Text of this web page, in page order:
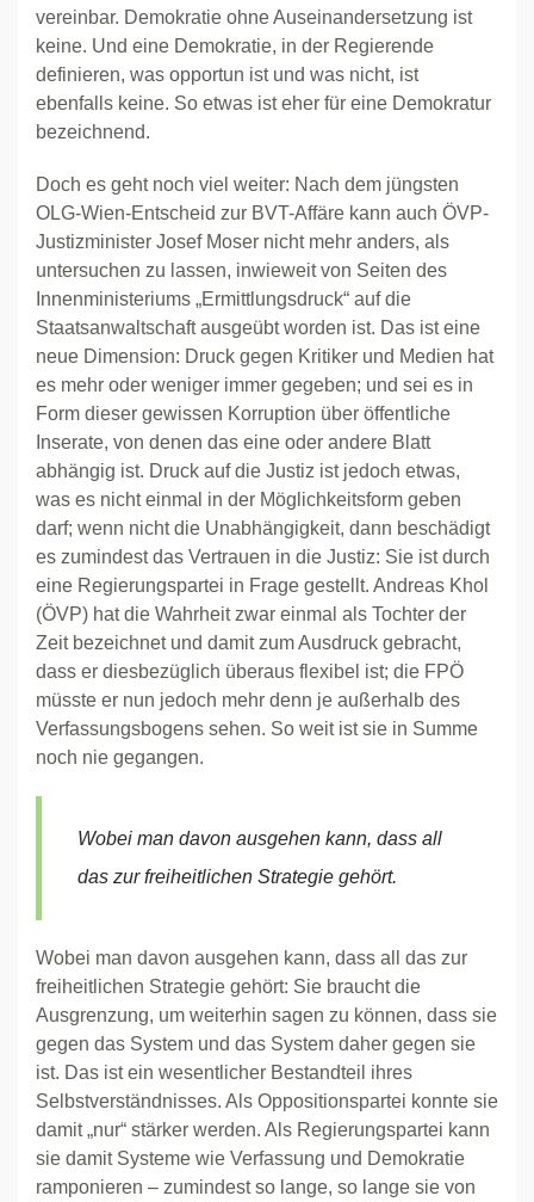
vereinbar. Demokratie ohne Auseinandersetzung ist
keine. Und eine Demokratie, in der Regierende
definieren, was opportun ist und was nicht, ist
ebenfalls keine. So etwas ist eher für eine Demokratur
bezeichnend.
Doch es geht noch viel weiter: Nach dem jüngsten
OLG-Wien-Entscheid zur BVT-Affäre kann auch ÖVP-
Justizminister Josef Moser nicht mehr anders, als
untersuchen zu lassen, inwieweit von Seiten des
Innenministeriums „Ermittlungsdruck“ auf die
Staatsanwaltschaft ausgeübt worden ist. Das ist eine
neue Dimension: Druck gegen Kritiker und Medien hat
es mehr oder weniger immer gegeben; und sei es in
Form dieser gewissen Korruption über öffentliche
Inserate, von denen das eine oder andere Blatt
abhängig ist. Druck auf die Justiz ist jedoch etwas,
was es nicht einmal in der Möglichkeitsform geben
darf; wenn nicht die Unabhängigkeit, dann beschädigt
es zumindest das Vertrauen in die Justiz: Sie ist durch
eine Regierungspartei in Frage gestellt. Andreas Khol
(ÖVP) hat die Wahrheit zwar einmal als Tochter der
Zeit bezeichnet und damit zum Ausdruck gebracht,
dass er diesbezüglich überaus flexibel ist; die FPÖ
müsste er nun jedoch mehr denn je außerhalb des
Verfassungsbogens sehen. So weit ist sie in Summe
noch nie gegangen.
Wobei man davon ausgehen kann, dass all
das zur freiheitlichen Strategie gehört.
Wobei man davon ausgehen kann, dass all das zur
freiheitlichen Strategie gehört: Sie braucht die
Ausgrenzung, um weiterhin sagen zu können, dass sie
gegen das System und das System daher gegen sie
ist. Das ist ein wesentlicher Bestandteil ihres
Selbstverständnisses. Als Oppositionspartei konnte sie
damit „nur“ stärker werden. Als Regierungspartei kann
sie damit Systeme wie Verfassung und Demokratie
ramponieren – zumindest so lange, so lange sie von